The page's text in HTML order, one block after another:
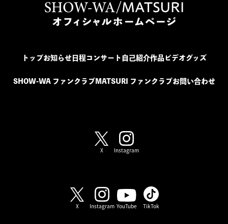
トップお知らせ日程コンサート 自己紹介作品ビデオグッズ
SHOW-WA ファンクラブMATSURI ファンクラブお問い合わせ
X Instagram
X Instagram YouTube TikTok